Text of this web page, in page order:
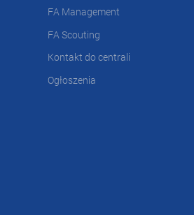
FA Management
FA Scouting
Kontakt do centrali
Ogłoszenia